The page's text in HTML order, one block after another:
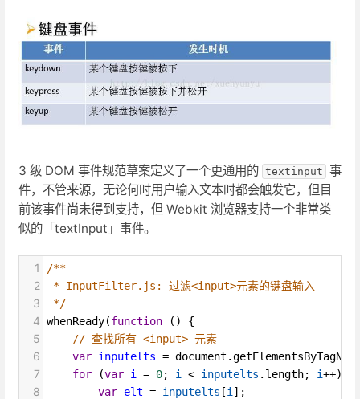
3 级 DOM 事件规范草案定义了一个更通用的 textinput 事
件，不管来源，无论何时用户输入文本时都会触发它，但目
前该事件尚未得到支持，但 Webkit 浏览器支持一个非常类
似的「textInput」事件。
1 /**
2 * InputFilter.js: 过滤<input>元素的键盘输入
3 */
4 whenReady(function () {
5 // 查找所有 <input> 元素
6 var inputelts = document .
7 for (var i = 0; i < inputelts . length; i++) {
8 var elt = inputelts [i ];